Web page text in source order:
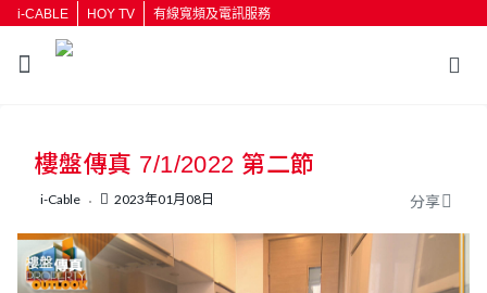
i-CABLE HOY TV 有線寬頻及電訊服務
按輸入鍵開始搜尋
樓盤傳真 7/1/2022 第二節
i-Cable 2023年01月08日 分享